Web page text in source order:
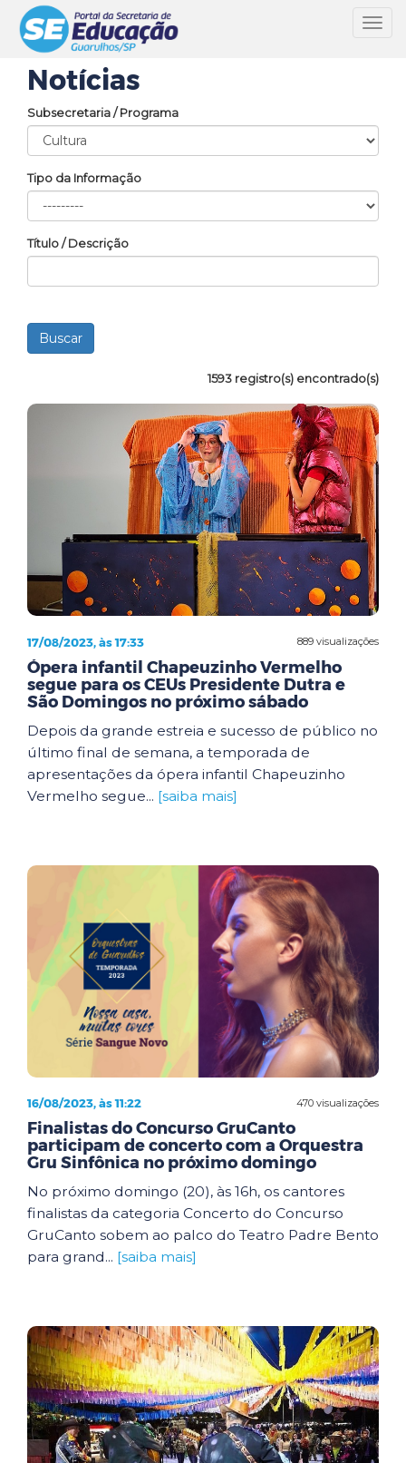
Notícias
Subsecretaria / Programa
Tipo da Informação
Título / Descrição
1593 registro(s) encontrado(s)
889 visualizações
17/08/2023, às 17:33
Ópera infantil Chapeuzinho Vermelho
segue para os CEUs Presidente Dutra e
São Domingos no próximo sábado
Depois da grande estreia e sucesso de público no
último final de semana, a temporada de
apresentações da ópera infantil Chapeuzinho
Vermelho segue... [saiba mais]
470 visualizações
16/08/2023, às 11:22
Finalistas do Concurso GruCanto
participam de concerto com a Orquestra
Gru Sinfônica no próximo domingo
No próximo domingo (20), às 16h, os cantores
finalistas da categoria Concerto do Concurso
GruCanto sobem ao palco do Teatro Padre Bento
para grand... [saiba mais]